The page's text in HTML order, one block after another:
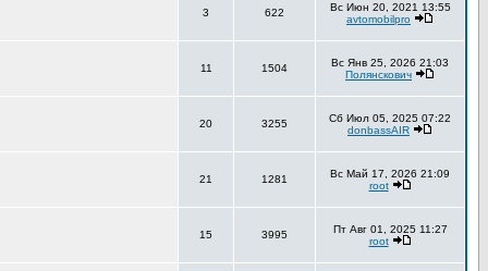
3 622
Вс Июн 20, 2021 13:55
avtomobilpro
11 1504
Вс Янв 25, 2026 21:03
Полянскович
20 3255
Сб Июл 05, 2025 07:22
donbassAIR
21 1281
Вс Май 17, 2026 21:09
root
15 3995
Пт Авг 01, 2025 11:27
root